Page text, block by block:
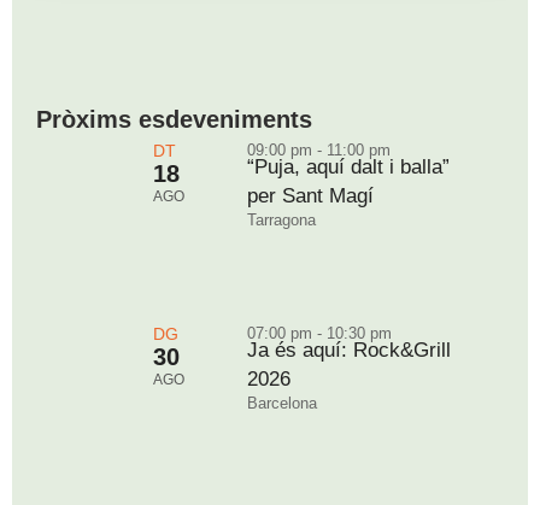
Pròxims esdeveniments
DT
18
AGO
09:00 pm - 11:00 pm
“Puja, aquí dalt i balla”
per Sant Magí
Tarragona
DG
30
AGO
07:00 pm - 10:30 pm
Ja és aquí: Rock&Grill
2026
Barcelona